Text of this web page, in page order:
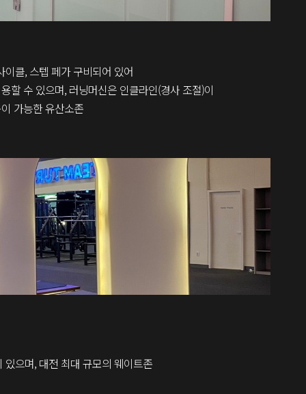
이클, 스텝 페가 구비되어 있어
할 수 있으며, 러닝머신은 인클라인(경사 조절)이
가능한 유산소존
으며, 대전 최대 규모의 웨이트존